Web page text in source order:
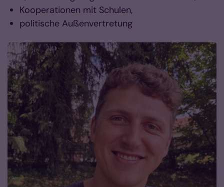
Kooperationen mit Schulen,
politische Außenvertretung